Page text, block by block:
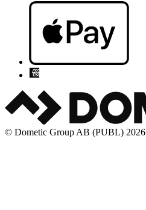
© Dometic Group AB (PUBL) 2026